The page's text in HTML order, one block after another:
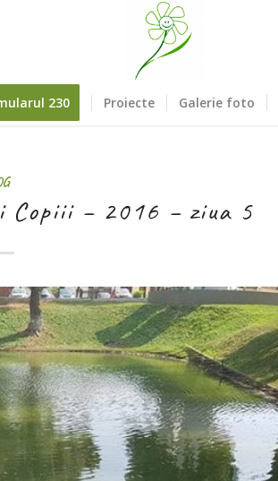
230 Proiecte Galerie foto
Copiii – 2016 – ziua 5